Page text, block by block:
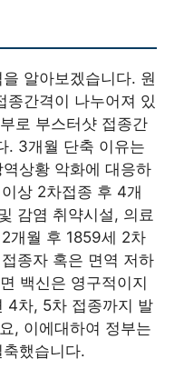
알아보겠습니다. 원
종간격이 나누어져 있
로 부스터샷 접종간
. 3개월 단축 이유는
상황 악화에 대응하
상 2차접종 후 4개
감염 취약시설, 의료
개월 후 1859세 2차
종자 혹은 면역 저하
백신은 영구적이지
4차, 5차 접종까지 발
, 이에대하여 정부는
했습니다.